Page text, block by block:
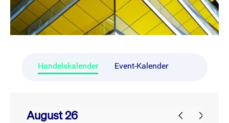
Handelskalender Event-Kalender
August 26